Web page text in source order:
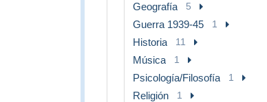
Geografía 5
Guerra 1939-45 1
Historia 11
Música 1
Psicología/Filosofía 1
Religión 1